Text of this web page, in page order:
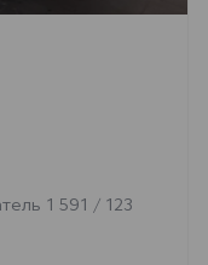
1 591 / 123